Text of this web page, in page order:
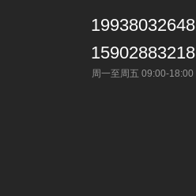
19938032648
15902883218
周一至周五 09:00-18:00